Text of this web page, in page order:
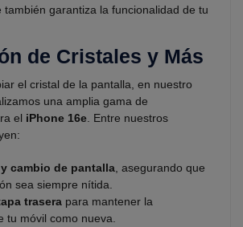
también garantiza la funcionalidad de tu
de Cristales y Más
el cristal de la pantalla, en nuestro
una amplia gama de
el iPhone 16e . Entre nuestros
cambio de pantalla , asegurando que
sea siempre nítida.
trasera para mantener la
tu móvil como nueva.